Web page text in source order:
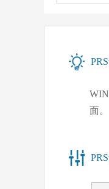
面。